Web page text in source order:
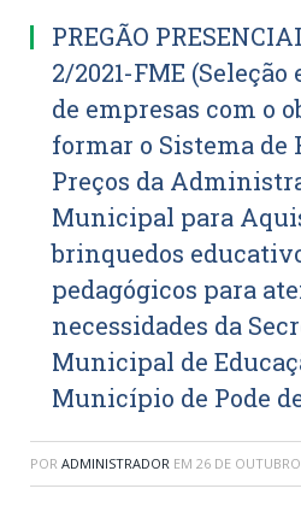
PREGÃO
2/2021-FME
de empresas com o
formar o Sistema de
Preços da
Municipal para
brinquedos
pedagógicos para
necessidades da
Municipal de
Município de Pode
POR ADMINISTRADOR EM 26 DE